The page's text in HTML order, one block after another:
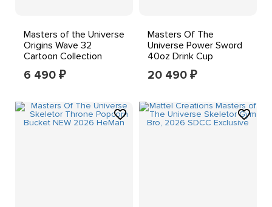
Masters of the Universe
Origins Wave 32
Cartoon Collection
200X Sorceress Figure
6 490 ₽
Masters Of The
Universe Power Sword
40oz Drink Cup
Theater Exclusive
ShipNow NEW
20 490 ₽